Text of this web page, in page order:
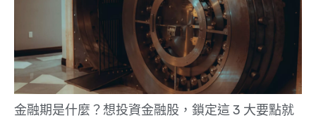
金融期是什麼？想投資金融股，鎖定這 3 大要點就